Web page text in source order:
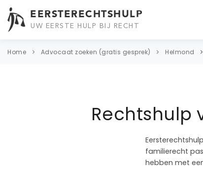
EERSTERECHTSHULP
UW EERSTE HULP BIJ RECHT
Home Advocaat zoeken (gratis gesprek) Helmond
Rechtshulp
familierecht
hebben met